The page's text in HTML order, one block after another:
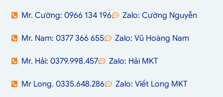
Mr. Cường: 0966 134 196 Zalo: Cường Nguyễn
Mr. Nam: 0377 366 655 Zalo: Vũ Hoàng Nam
Mr. Hải: 0379.998.457 Zalo: Hải MKT
Mr Long. 0335.648.286 Zalo: Viết Long MKT